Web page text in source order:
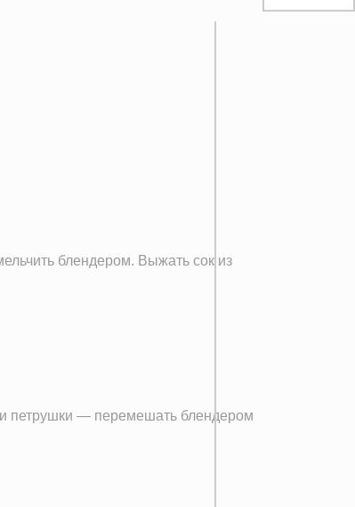
блендером. Выжать сок из
и петрушки — перемешать блендером